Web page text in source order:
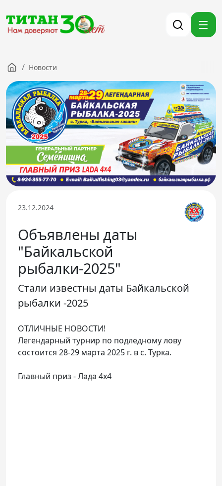
Компания
Партнерам
Тендеры
Вакансии
Новости
Контакты
Версия для слабовидящих
8 (3012) 411-099
/ Новости
23.12.2024
Объявлены даты
"Байкальской
рыбалки-2025"
Стали известны даты Байкальской
рыбалки -2025
ОТЛИЧНЫЕ НОВОСТИ!
Легендарный турнир по подледному лову
состоится 28-29 марта 2025 г. в с. Турка.
Главный приз - Лада 4х4